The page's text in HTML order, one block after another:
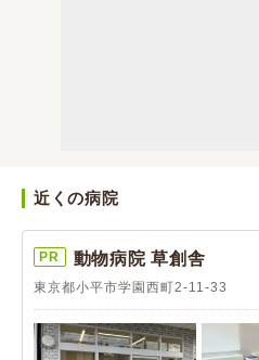
近くの病院
PR 動物病院 草創舎
東京都小平市学園西町2-11-33